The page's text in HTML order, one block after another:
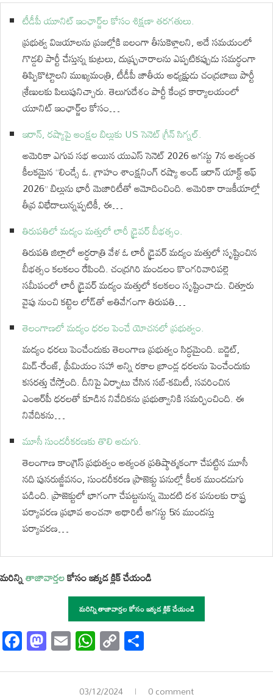
టీడీపీ యూనిట్ ఇంఛార్జ్‌ల కోసం శిక్షణా తరగతులు.
ప్రభుత్వ విజయాలను ప్రజల్లోకి బలంగా తీసుకెళ్లాలని, అదే సమయంలో
గొడ్డలి పార్టీ చేస్తున్న కుట్రలు, దుష్ప్రచారాలను ఎప్పటికప్పుడు సమర్థంగా
తిప్పికొట్టాలని ముఖ్యమంత్రి, టీడీపీ జాతీయ అధ్యక్షుడు చంద్రబాబు పార్టీ
శ్రేణులకు పిలుపునిచ్చారు. తెలుగుదేశం పార్టీ కేంద్ర కార్యాలయంలో
యూనిట్ ఇంఛార్జ్‌ల కోసం…
ఇరాన్, రష్యాపై ఆంక్షల బిల్లుకు US సెనెట్ గ్రీన్ సిగ్నల్.
అమెరికా ఎగువ సభ అయిన యుఎస్ సెనెట్ 2026 ఆగస్టు 7న అత్యంత
కీలకమైన “లిండ్సే ఓ. గ్రాహం శాంక్షనింగ్ రష్యా అండ్ ఇరాన్ యాక్ట్ ఆఫ్
2026” బిల్లును భారీ మెజారిటీతో ఆమోదించింది. అమెరికా రాజకీయాల్లో
తీవ్ర విభేదాలున్నప్పటికీ, ఈ…
తిరుపతిలో మద్యం మత్తులో లారీ డ్రైవర్ బీభత్సం.
తిరుపతి జిల్లాలో అర్ధరాత్రి వేళ ఓ లారీ డ్రైవర్ మద్యం మత్తులో సృష్టించిన
బీభత్సం కలకలం రేపింది. చంద్రగిరి మండలం కొంగరివారిపల్లె
సమీపంలో లారీ డ్రైవర్ మద్యం మత్తులో కలకలం సృష్టించాడు. చిత్తూరు
వైపు నుంచి కట్టెల లోడ్‌తో అతివేగంగా తిరుపతి…
తెలంగాణలో మద్యం ధరల పెంచే యోచనలో ప్రభుత్వం.
మద్యం ధరలు పెంచేందుకు తెలంగాణ ప్రభుత్వం సిద్ధమైంది. బడ్జెట్,
మిడ్-రేంజ్, ప్రీమియం సహా అన్ని రకాల బ్రాండ్ల ధరలను పెంచేందుకు
కసరత్తు చేస్తోంది. దీనిపై ఏర్పాటు చేసిన సబ్-కమిటీ, సవరించిన
ఎంఆర్‌పీ ధరలతో కూడిన నివేదికను ప్రభుత్వానికి సమర్పించింది. ఈ
నివేదికను…
మూసీ సుందరీకరణకు తొలి అడుగు.
తెలంగాణ కాంగ్రెస్ ప్రభుత్వం అత్యంత ప్రతిష్ఠాత్మకంగా చేపట్టిన మూసీ
నది పునరుజ్జీవనం, సుందరీకరణ ప్రాజెక్టు పనుల్లో కీలక ముందడుగు
పడింది. ప్రాజెక్టులో భాగంగా చేపట్టనున్న మొదటి దశ పనులకు రాష్ట్ర
పర్యావరణ ప్రభావ అంచనా అథారిటీ ఆగస్టు 5న ముందస్తు
పర్యావరణ…
మరిన్నితాజావార్తలకోసం ఇక్కడ క్లిక్ చేయండి
మరిన్ని తాజావార్తల కోసం ఇక్కడ క్లిక్ చేయండి
Facebook
Mastodon
EmailWhatsApp
Copy
Link
03/12/2024 0 comment